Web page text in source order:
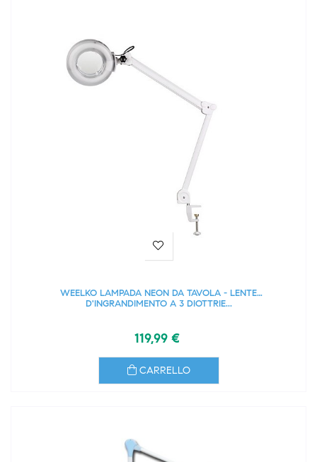
WEELKO LAMPADA NEON DA TAVOLA - LENTE
D'INGRANDIMENTO A 3 DIOTTRIE...
119,99 €
CARRELLO